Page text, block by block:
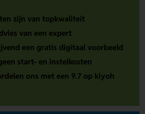
zijn van topkwaliteit
van een expert
een gratis digitaal voorbeeld
start- en instelkosten
ons met een 9.7 op kiyoh